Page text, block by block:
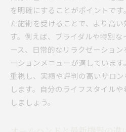
を明確にすることがポイントで
た施術を受けることで、より高
す。例えば、ブライダルや特別
ース、日常的なリラクゼーショ
ーションメニューが適していま
重視し、実績や評判の高いサロ
します。自分のライフスタイル
しましょう。